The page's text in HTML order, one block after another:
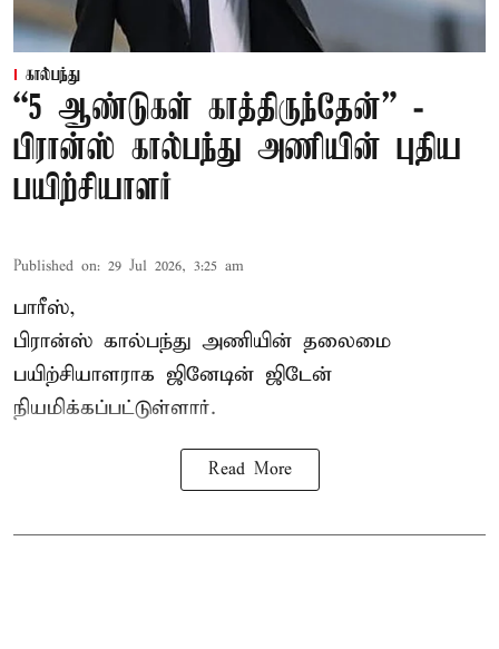
கால்பந்து
“5 ஆண்டுகள் காத்திருந்தேன்” -
பிரான்ஸ் கால்பந்து அணியின் புதிய
பயிற்சியாளர்
Published on: 29 Jul 2026, 3:25 am
பாரீஸ்,
பிரான்ஸ் கால்பந்து அணியின் தலைமை
பயிற்சியாளராக ஜினேடின் ஜிடேன்
நியமிக்கப்பட்டுள்ளார்.
Read More